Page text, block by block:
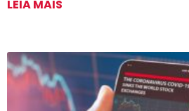
LEIA MAIS